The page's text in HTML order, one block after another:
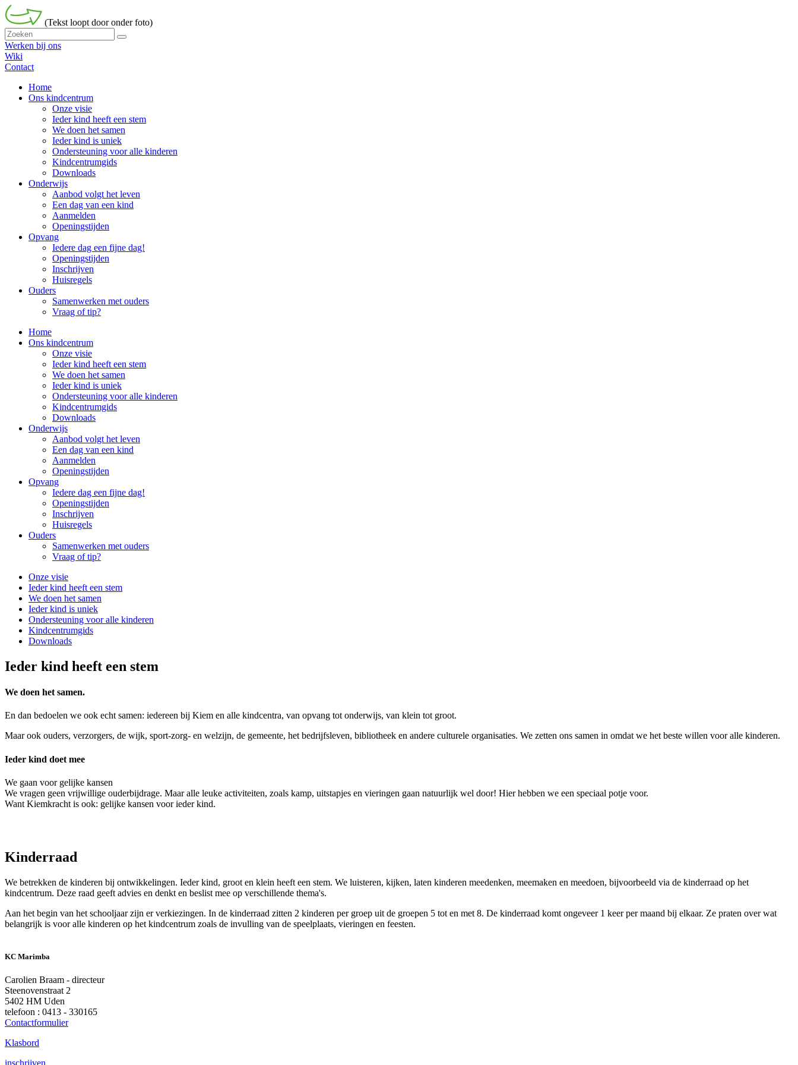
(Tekst loopt door onder foto)
Werken bij ons
Wiki
Contact
Home
Ons kindcentrum
Onze visie
Ieder kind heeft een stem
We doen het samen
Ieder kind is uniek
Ondersteuning voor alle kinderen
Kindcentrumgids
Downloads
Onderwijs
Aanbod volgt het leven
Een dag van een kind
Aanmelden
Openingstijden
Opvang
Iedere dag een fijne dag!
Openingstijden
Inschrijven
Huisregels
Ouders
Samenwerken met ouders
Vraag of tip?
Home
Ons kindcentrum
Onze visie
Ieder kind heeft een stem
We doen het samen
Ieder kind is uniek
Ondersteuning voor alle kinderen
Kindcentrumgids
Downloads
Onderwijs
Aanbod volgt het leven
Een dag van een kind
Aanmelden
Openingstijden
Opvang
Iedere dag een fijne dag!
Openingstijden
Inschrijven
Huisregels
Ouders
Samenwerken met ouders
Vraag of tip?
Onze visie
Ieder kind heeft een stem
We doen het samen
Ieder kind is uniek
Ondersteuning voor alle kinderen
Kindcentrumgids
Downloads
Ieder kind heeft een stem
We doen het samen.
En dan bedoelen we ook echt samen: iedereen bij Kiem en alle kindcentra, van opvang tot onderwijs, van klein tot groot.
Maar ook ouders, verzorgers, de wijk, sport-zorg- en welzijn, de gemeente, het bedrijfsleven, bibliotheek en andere culturele organisaties. We zetten ons samen in omdat we het beste willen voor alle kinderen.
Ieder kind doet mee
We gaan voor gelijke kansen
We vragen geen vrijwillige ouderbijdrage. Maar alle leuke activiteiten, zoals kamp, uitstapjes en vieringen gaan natuurlijk wel door! Hier hebben we een speciaal potje voor.
Want Kiemkracht is ook: gelijke kansen voor ieder kind.
Kinderraad
We betrekken de kinderen bij ontwikkelingen. Ieder kind, groot en klein heeft een stem. We luisteren, kijken, laten kinderen meedenken, meemaken en meedoen, bijvoorbeeld via de kinderraad op het
kindcentrum. Deze raad geeft advies en denkt en beslist mee op verschillende thema's.
Aan het begin van het schooljaar zijn er verkiezingen. In de kinderraad zitten 2 kinderen per groep uit de groepen 5 tot en met 8. De kinderraad komt ongeveer 1 keer per maand bij elkaar. Ze praten over wat
belangrijk is voor alle kinderen op het kindcentrum zoals de invulling van de speelplaats, vieringen en feesten.
KC Marimba
Carolien Braam - directeur
Steenovenstraat 2
5402 HM Uden
telefoon : 0413 - 330165
Contactformulier
Klasbord
inschrijven